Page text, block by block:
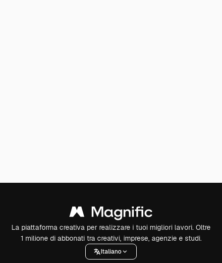
La piattaforma creativa per realizzare i tuoi migliori lavori. Oltre
1 milione di abbonati tra creativi, imprese, agenzie e studi.
Italiano